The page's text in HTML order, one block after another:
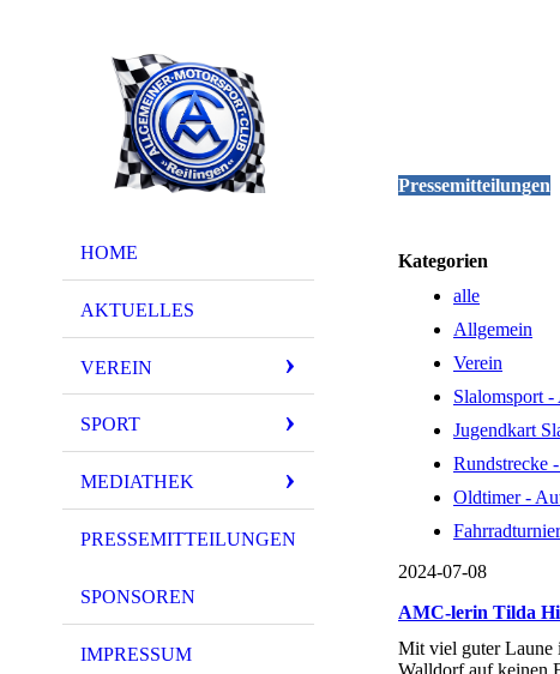
HOME
AKTUELLES
VEREIN
SPORT
MEDIATHEK
PRESSEMITTEILUNGEN
SPONSOREN
IMPRESSUM
Pressemitteilungen
Kategorien
alle
Allgemein
Verein
Slalomsport
Jugendkart
Rundstrecke
Oldtimer -
Fahrradturnier
2024-07-08
AMC-lerin Tilda
Mit viel guter Laune
Walldorf auf keinen